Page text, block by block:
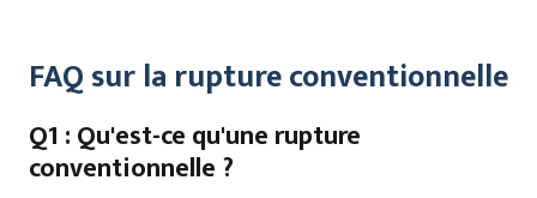
FAQ sur la rupture conventionnelle
Q1 : Qu'est-ce qu'une rupture
conventionnelle ?